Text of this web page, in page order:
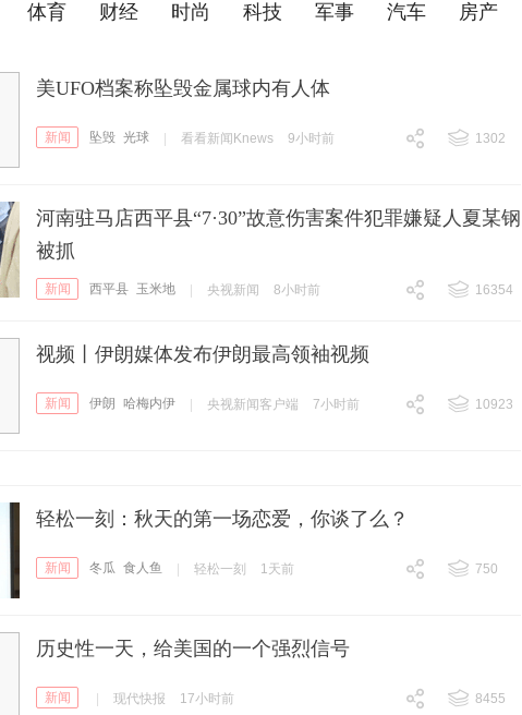
体育 财经 时尚 科技 军事 汽车 房产
美UFO档案称坠毁金属球内有人体
新闻 坠毁 光球 看看新闻Knews 9小时前
1302
河南驻马店西平县“7·30”故意伤害案件犯罪嫌疑人夏某钢
被抓
新闻 西平县 玉米地 央视新闻 8小时前
16354
视频丨伊朗媒体发布伊朗最高领袖视频
新闻 伊朗 哈梅内伊 央视新闻客户端 7小时前
10923
轻松一刻：秋天的第一场恋爱，你谈了么？
新闻 冬瓜 食人鱼 轻松一刻 1天前
750
历史性一天，给美国的一个强烈信号
新闻 现代快报 17小时前
8455